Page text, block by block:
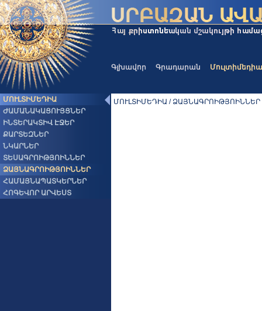
Գլխավոր Գրադարան Մուլտիմեդիա
ՄՈՒԼՏԻՄԵԴԻԱ
ԺԱՄԱՆԱԿԱՑՈՒՅՑՆԵՐ
ԻՆՏԵՐԱԿՏԻՎ ԷՋԵՐ
ՔԱՐՏԵԶՆԵՐ
ՆԿԱՐՆԵՐ
ՏԵՍԱԳՐՈԻԹՅՈԻՆՆԵՐ
ՁԱՅՆԱԳՐՈԻԹՅՈԻՆՆԵՐ
ՀԱՄԱՅՆԱՊԱՏԿԵՐՆԵՐ
ՀՈԳԵՎՈՐ ԱՐՎԵՍՏ
ՄՈՒԼՏԻՄԵԴԻԱ / ՁԱՅՆԱԳՐՈԻԹՅՈԻՆՆԵՐ